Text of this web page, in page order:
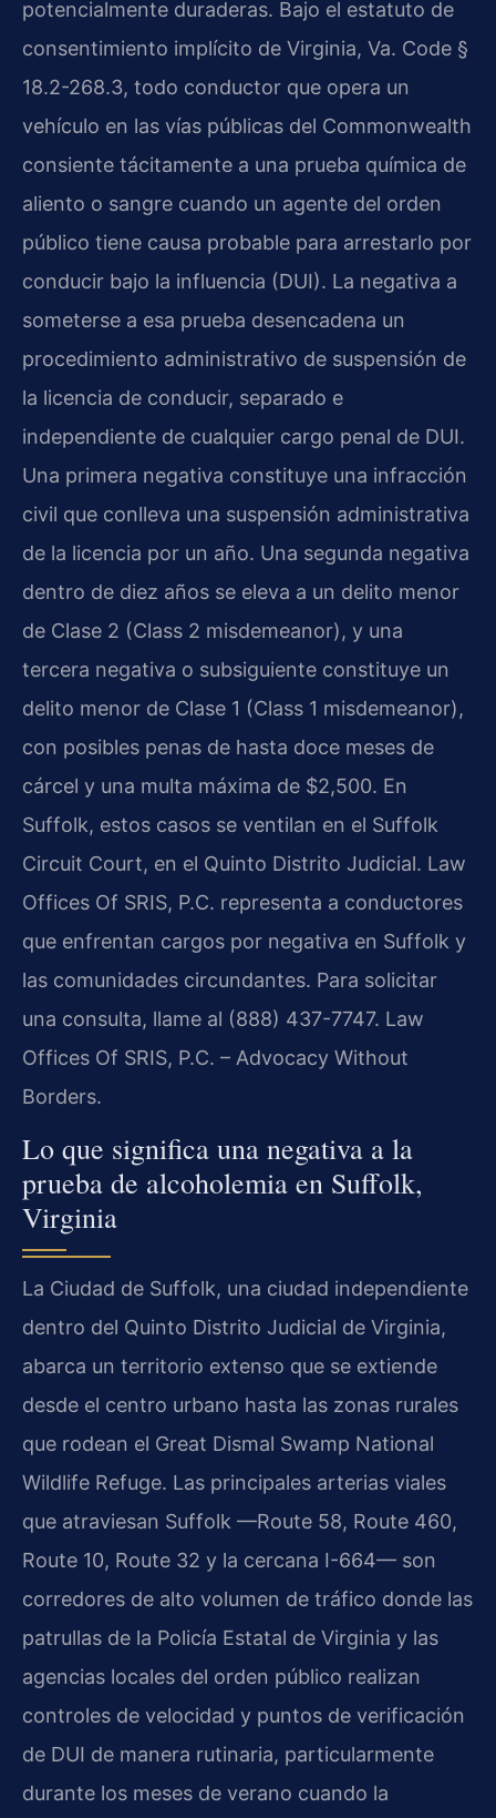
potencialmente duraderas. Bajo el estatuto de
consentimiento implícito de Virginia, Va. Code §
18.2-268.3, todo conductor que opera un
vehículo en las vías públicas del Commonwealth
consiente tácitamente a una prueba química de
aliento o sangre cuando un agente del orden
público tiene causa probable para arrestarlo por
conducir bajo la influencia (DUI). La negativa a
someterse a esa prueba desencadena un
procedimiento administrativo de suspensión de
la licencia de conducir, separado e
independiente de cualquier cargo penal de DUI.
Una primera negativa constituye una infracción
civil que conlleva una suspensión administrativa
de la licencia por un año. Una segunda negativa
dentro de diez años se eleva a un delito menor
de Clase 2 (Class 2 misdemeanor), y una
tercera negativa o subsiguiente constituye un
delito menor de Clase 1 (Class 1 misdemeanor),
con posibles penas de hasta doce meses de
cárcel y una multa máxima de $2,500. En
Suffolk, estos casos se ventilan en el Suffolk
Circuit Court, en el Quinto Distrito Judicial. Law
Offices Of SRIS, P.C. representa a conductores
que enfrentan cargos por negativa en Suffolk y
las comunidades circundantes. Para solicitar
una consulta, llame al (888) 437-7747. Law
Offices Of SRIS, P.C. – Advocacy Without
Borders.
Lo que significa una negativa a la
prueba de alcoholemia en Suffolk,
Virginia
La Ciudad de Suffolk, una ciudad independiente
dentro del Quinto Distrito Judicial de Virginia,
abarca un territorio extenso que se extiende
desde el centro urbano hasta las zonas rurales
que rodean el Great Dismal Swamp National
Wildlife Refuge. Las principales arterias viales
que atraviesan Suffolk —Route 58, Route 460,
Route 10, Route 32 y la cercana I-664— son
corredores de alto volumen de tráfico donde las
patrullas de la Policía Estatal de Virginia y las
agencias locales del orden público realizan
controles de velocidad y puntos de verificación
de DUI de manera rutinaria, particularmente
durante los meses de verano cuando la